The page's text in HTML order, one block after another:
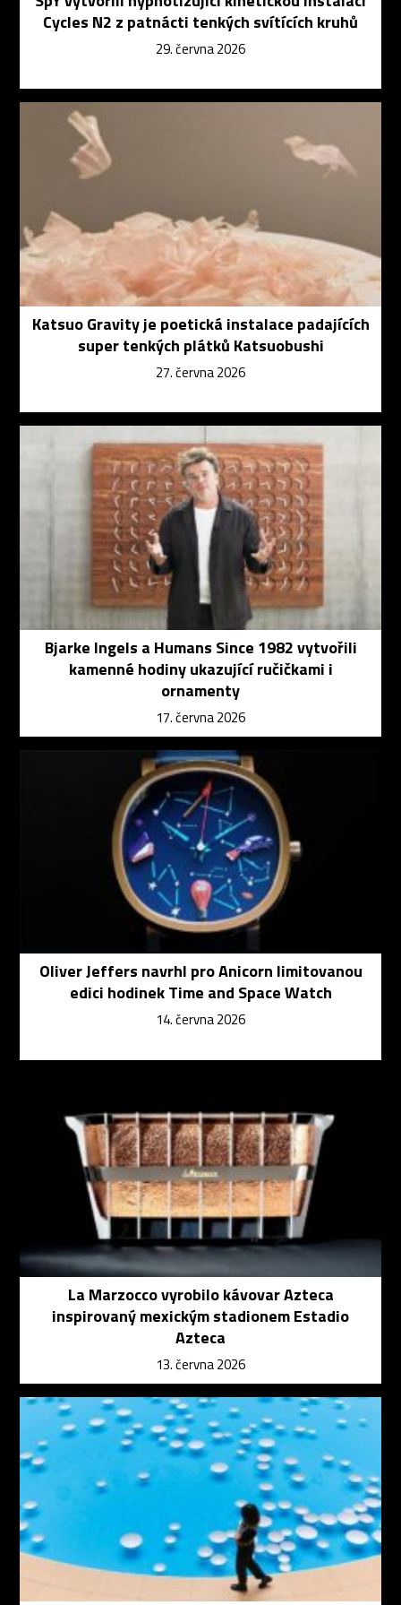
Cycles N2 z patnácti tenkých svítících kruhů
29. června 2026
Katsuo Gravity je poetická instalace padajících
super tenkých plátků Katsuobushi
27. června 2026
Bjarke Ingels a Humans Since 1982 vytvořili
kamenné hodiny ukazující ručičkami i
ornamenty
17. června 2026
Oliver Jeffers navrhl pro Anicorn limitovanou
edici hodinek Time and Space Watch
14. června 2026
La Marzocco vyrobilo kávovar Azteca
inspirovaný mexickým stadionem Estadio
Azteca
13. června 2026